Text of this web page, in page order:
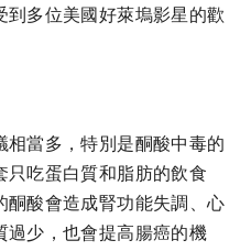
多位美國好萊塢影星的歡
當多，特別是酮酸中毒的
只吃蛋白質和脂肪的飲食
酮酸會造成腎功能失調、心
過少，也會提高腸癌的機